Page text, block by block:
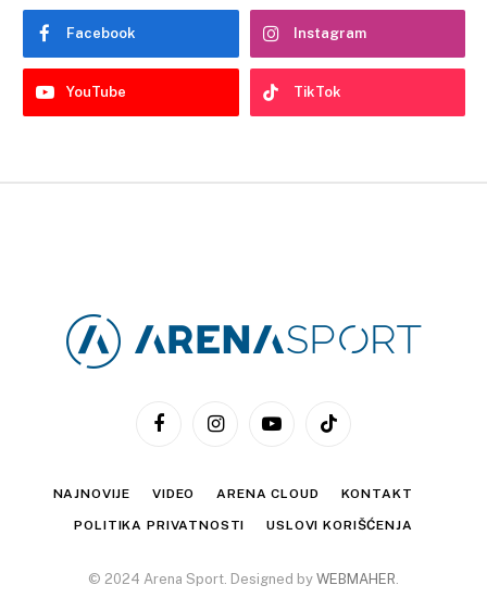
Facebook Instagram
YouTube TikTok
FacebookInstagramYouTubeTikTok
NAJNOVIJE VIDEO ARENA CLOUD KONTAKT
POLITIKA PRIVATNOSTI USLOVI KORIŠĆENJA
© 2024 Arena Sport. Designed by WEBMAHER.